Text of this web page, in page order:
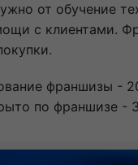
от обучение
с клиентами.
франшизы -
по франшизе - 3